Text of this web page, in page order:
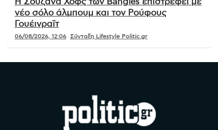
Η Σουζάνα Χοφς των Bangles επιστρέφει με
νέο σόλο άλμπουμ και τον Ρούφους
Γουέινραϊτ
06/08/2026, 12:06 Σύνταξη Lifestyle Politic.gr